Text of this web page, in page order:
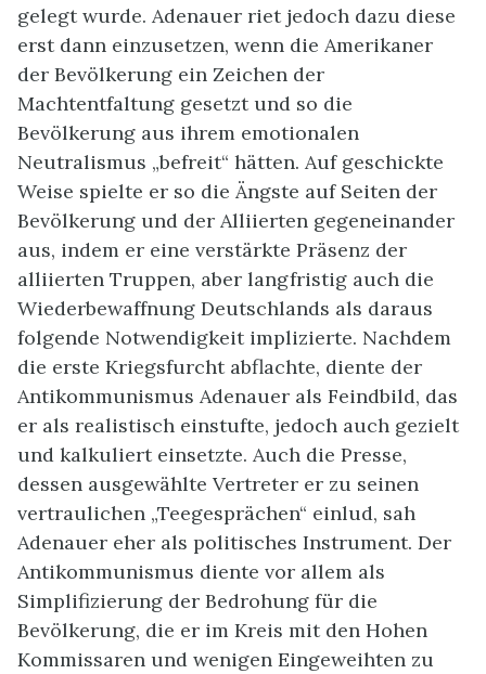
gelegt wurde. Adenauer riet jedoch dazu diese
erst dann einzusetzen, wenn die Amerikaner
der Bevölkerung ein Zeichen der
Machtentfaltung gesetzt und so die
Bevölkerung aus ihrem emotionalen
Neutralismus „befreit“ hätten. Auf geschickte
Weise spielte er so die Ängste auf Seiten der
Bevölkerung und der Alliierten gegeneinander
aus, indem er eine verstärkte Präsenz der
alliierten Truppen, aber langfristig auch die
Wiederbewaffnung Deutschlands als daraus
folgende Notwendigkeit implizierte. Nachdem
die erste Kriegsfurcht abflachte, diente der
Antikommunismus Adenauer als Feindbild, das
er als realistisch einstufte, jedoch auch gezielt
und kalkuliert einsetzte. Auch die Presse,
dessen ausgewählte Vertreter er zu seinen
vertraulichen „Teegesprächen“ einlud, sah
Adenauer eher als politisches Instrument. Der
Antikommunismus diente vor allem als
Simplifizierung der Bedrohung für die
Bevölkerung, die er im Kreis mit den Hohen
Kommissaren und wenigen Eingeweihten zu